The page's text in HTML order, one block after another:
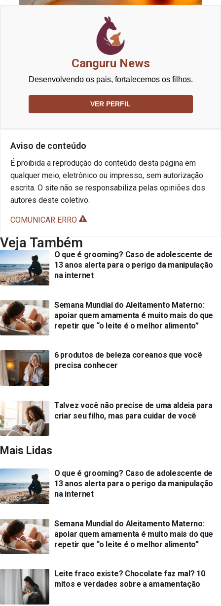
Canguru News
Desenvolvendo os pais, fortalecemos os filhos.
VER PERFIL
Aviso de conteúdo
É proibida a reprodução do conteúdo desta página em
qualquer meio, eletrônico ou impresso, sem autorização
escrita. O site não se responsabiliza pelas opiniões dos
autores deste coletivo.
COMUNICAR ERRO
Veja Também
O que é grooming? Caso de adolescente de
13 anos alerta para o perigo da manipulação
na internet
Semana Mundial do Aleitamento Materno:
apoiar quem amamenta é muito mais do que
repetir que “o leite é o melhor alimento”
6 produtos de beleza coreanos que você
precisa conhecer
Talvez você não precise de uma aldeia para
criar seu filho, mas para cuidar de você
Mais Lidas
O que é grooming? Caso de adolescente de
13 anos alerta para o perigo da manipulação
na internet
Semana Mundial do Aleitamento Materno:
apoiar quem amamenta é muito mais do que
repetir que “o leite é o melhor alimento”
Leite fraco existe? Chocolate faz mal? 10
mitos e verdades sobre a amamentação